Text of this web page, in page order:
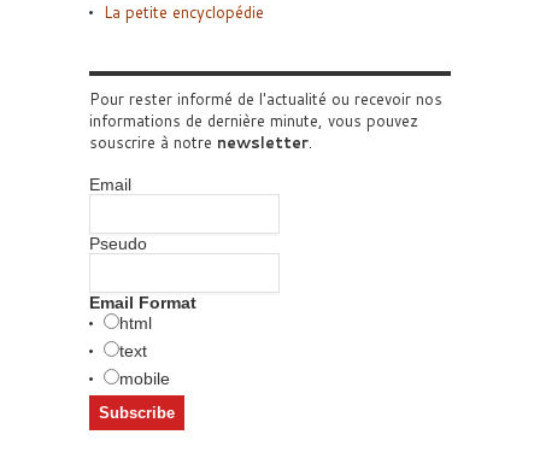
La petite encyclopédie
Pour rester informé de l'actualité ou recevoir nos
informations de dernière minute, vous pouvez
souscrire à notre newsletter.
Email
Pseudo
Email Format
html
text
mobile